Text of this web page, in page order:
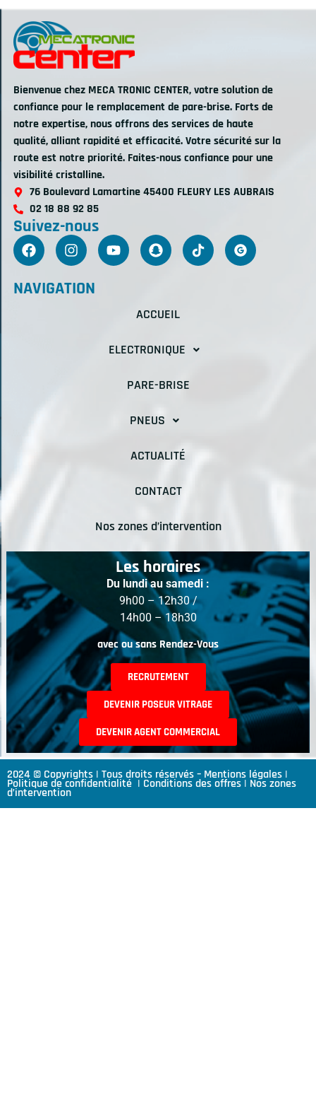
Bienvenue chez MECA TRONIC CENTER, votre solution de
confiance pour le remplacement de pare-brise. Forts de
notre expertise, nous offrons des services de haute
qualité, alliant rapidité et efficacité. Votre sécurité sur la
route est notre priorité. Faites-nous confiance pour une
visibilité cristalline.
76 Boulevard Lamartine 45400 FLEURY LES AUBRAIS
02 18 88 92 85
Suivez-nous
NAVIGATION
ACCUEIL
ELECTRONIQUE
PARE-BRISE
PNEUS
ACTUALITÉ
CONTACT
Nos zones d’intervention
Les horaires
Du lundi au samedi :
9h00 – 12h30 /
14h00 – 18h30
avec ou sans Rendez-Vous
RECRUTEMENT
DEVENIR POSEUR VITRAGE
DEVENIR AGENT COMMERCIAL
2024 © Copyrights | Tous droits réservés – Mentions légales |
Politique de confidentialité | Conditions des offres | Nos zones
d’intervention